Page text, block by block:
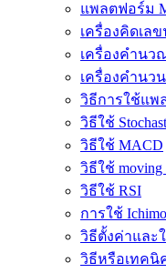
แพลตฟอร์ม
เครื่องคิดเล
เครื่องคำนว
เครื่องคำนวน
วิธีการใช้แพ
วิธีใช้
วิธีใช้ MACD
วิธีใช้ moving
วิธีใช้ RSI
การใช้
วิธีตั้งค่าและ
วิธีหรือเทคนิ